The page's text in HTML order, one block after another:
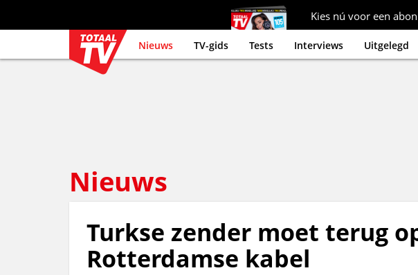
Kies nú voor een
Nieuws TV-gids Tests Interviews Uitgelegd
Nieuws
Turkse zender moet terug
Rotterdamse kabel